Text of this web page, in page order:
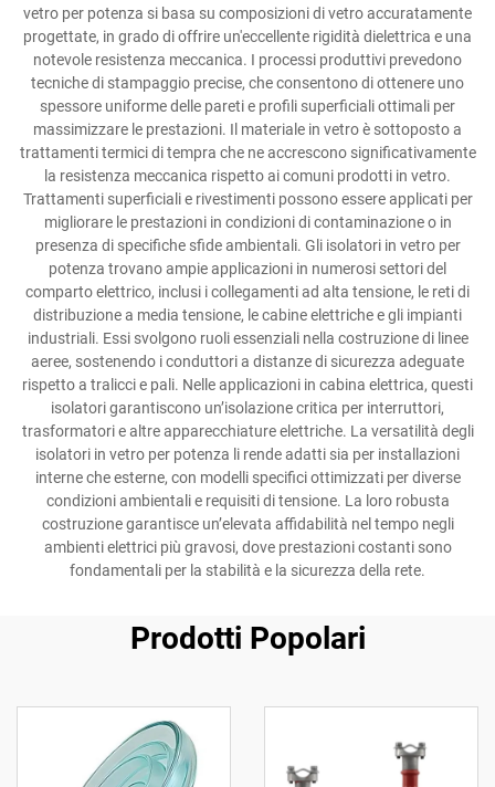
vetro per potenza si basa su composizioni di vetro accuratamente
progettate, in grado di offrire un'eccellente rigidità dielettrica e una
notevole resistenza meccanica. I processi produttivi prevedono
tecniche di stampaggio precise, che consentono di ottenere uno
spessore uniforme delle pareti e profili superficiali ottimali per
massimizzare le prestazioni. Il materiale in vetro è sottoposto a
trattamenti termici di tempra che ne accrescono significativamente
la resistenza meccanica rispetto ai comuni prodotti in vetro.
Trattamenti superficiali e rivestimenti possono essere applicati per
migliorare le prestazioni in condizioni di contaminazione o in
presenza di specifiche sfide ambientali. Gli isolatori in vetro per
potenza trovano ampie applicazioni in numerosi settori del
comparto elettrico, inclusi i collegamenti ad alta tensione, le reti di
distribuzione a media tensione, le cabine elettriche e gli impianti
industriali. Essi svolgono ruoli essenziali nella costruzione di linee
aeree, sostenendo i conduttori a distanze di sicurezza adeguate
rispetto a tralicci e pali. Nelle applicazioni in cabina elettrica, questi
isolatori garantiscono un’isolazione critica per interruttori,
trasformatori e altre apparecchiature elettriche. La versatilità degli
isolatori in vetro per potenza li rende adatti sia per installazioni
interne che esterne, con modelli specifici ottimizzati per diverse
condizioni ambientali e requisiti di tensione. La loro robusta
costruzione garantisce un’elevata affidabilità nel tempo negli
ambienti elettrici più gravosi, dove prestazioni costanti sono
fondamentali per la stabilità e la sicurezza della rete.
Prodotti Popolari